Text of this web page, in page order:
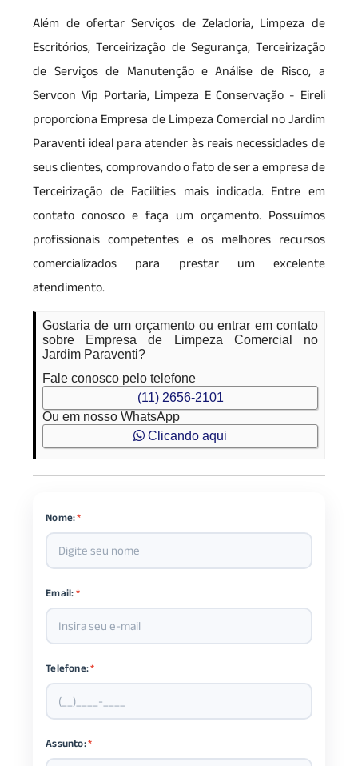
Além de ofertar Serviços de Zeladoria, Limpeza de
Escritórios, Terceirização de Segurança, Terceirização
de Serviços de Manutenção e Análise de Risco, a
Servcon Vip Portaria, Limpeza E Conservação - Eireli
proporciona Empresa de Limpeza Comercial no Jardim
Paraventi ideal para atender às reais necessidades de
seus clientes, comprovando o fato de ser a empresa de
Terceirização de Facilities mais indicada. Entre em
contato conosco e faça um orçamento. Possuímos
profissionais competentes e os melhores recursos
comercializados para prestar um excelente
atendimento.
Gostaria de um orçamento ou entrar em contato
sobre Empresa de Limpeza Comercial no
Jardim Paraventi?
Fale conosco pelo telefone
(11) 2656-2101
Ou em nosso WhatsApp
Clicando aqui
Nome:*
Email:*
Telefone:*
Assunto:*